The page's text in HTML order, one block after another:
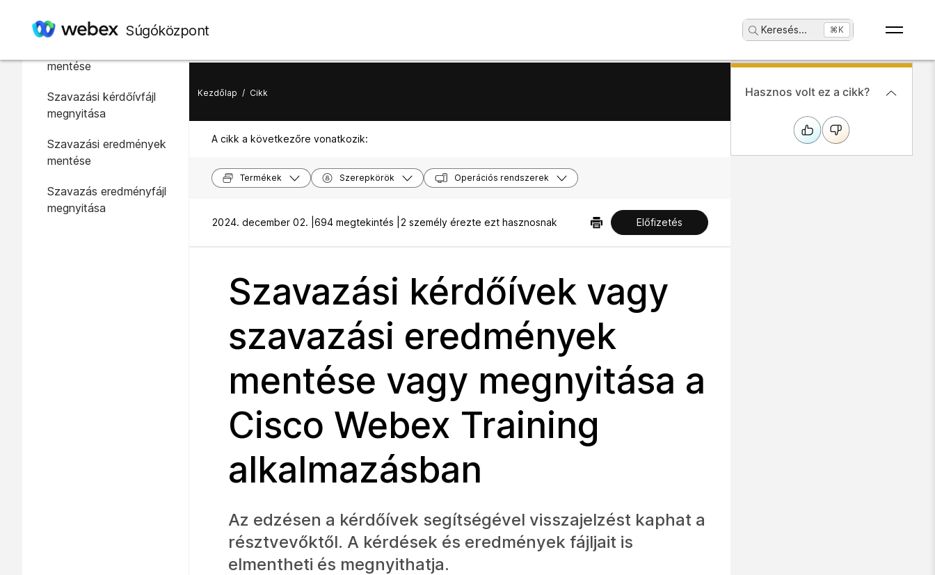
Súgóközpont Keresés... ⌘K
Ebben a cikkben
mentése
Szavazási kérdőívfájl
megnyitása
Szavazási eredmények
mentése
Szavazás eredményfájl
megnyitása
Kezdőlap / Cikk
A cikk a következőre vonatkozik:
Termékek Szerepkörök Operációs rendszerek
2024. december 02. | 694 megtekintés | 2 személy érezte ezt hasznosnak Előfizetés
Szavazási kérdőívek vagy
szavazási eredmények
mentése vagy megnyitása a
Cisco Webex Training
alkalmazásban
Az edzésen a kérdőívek segítségével visszajelzést kaphat a
résztvevőktől. A kérdések és eredmények fájljait is
elmentheti és megnyithatja.
Hasznos volt ez a cikk?